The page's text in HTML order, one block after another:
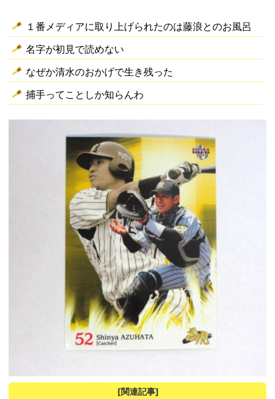
１番メディアに取り上げられたのは藤浪とのお風呂
名字が初見で読めない
なぜか清水のおかげで生き残った
捕手ってことしか知らんわ
[関連記事]